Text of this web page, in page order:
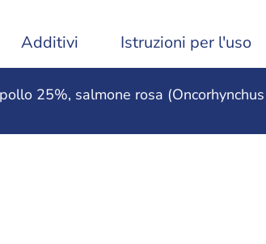
Additivi Istruzioni per l'uso
25%, salmone rosa